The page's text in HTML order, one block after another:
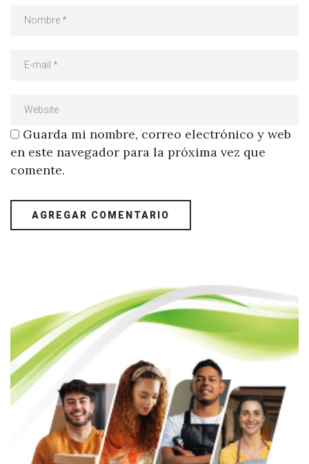
Guarda mi nombre, correo electrónico y web
en este navegador para la próxima vez que
comente.